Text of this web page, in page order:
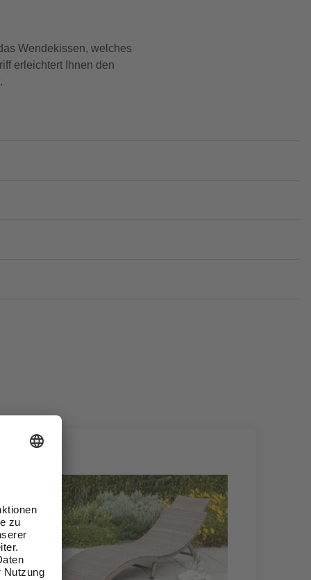
Wendekissen, welches
erleichtert Ihnen den